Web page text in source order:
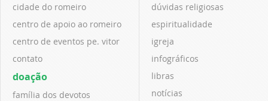
cidade do romeiro
centro de apoio ao romeiro
centro de eventos pe. vitor
contato
doação
família dos devotos
dúvidas religiosas
espiritualidade
igreja
infográficos
libras
notícias